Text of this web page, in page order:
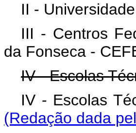
II -
III - Centros
da Fonseca -
IV - Escolas
IV - Escolas
(Redação dada